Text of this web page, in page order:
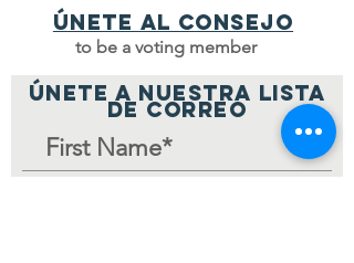
Únete al consejo
to be a voting member
ÚNETE A NUESTRA LISTA
DE CORREO